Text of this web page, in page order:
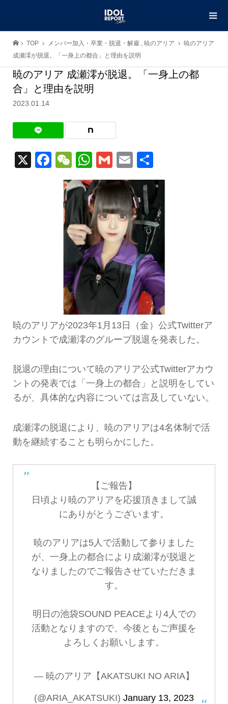
TOP メンバー加入・卒業・脱退・解雇 , 暁のアリア
暁のアリア
成瀬澪が脱退。「一身上の都合」と理由を説明
暁のアリア 成瀬澪が脱退。「一身上の都
合」と理由を説明
2023.01.14
X Facebook
WeChat
WhatsApp
GmailEmail
有
暁のアリアが2023年1月13日（金）公式Twitterア
カウントで成瀬澪のグループ脱退を発表した。
脱退の理由について暁のアリア公式Twitterアカウ
ントの発表では「一身上の都合」と説明をしてい
るが、具体的な内容については言及していない。
成瀬澪の脱退により、暁のアリアは4名体制で活
動を継続することも明らかにした。
【ご報告】
日頃より暁のアリアを応援頂きまして誠
にありがとうございます。
暁のアリアは5人で活動して参りました
が、一身上の都合により成瀬澪が脱退と
なりましたのでご報告させていただきま
す。
明日の池袋SOUND PEACEより4人での
活動となりますので、今後ともご声援を
よろしくお願いします。
— 暁のアリア【AKATSUKI NO ARIA】
(@ARIA_AKATSUKI) January 13, 2023